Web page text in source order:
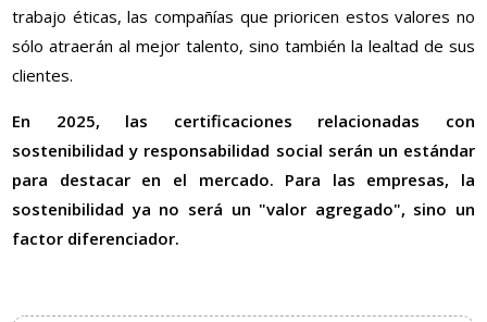
trabajo éticas, las compañías que prioricen estos valores no
sólo atraerán al mejor talento, sino también la lealtad de sus
clientes.
En 2025, las certificaciones relacionadas con
sostenibilidad y responsabilidad social serán un estándar
para destacar en el mercado. Para las empresas, la
sostenibilidad ya no será un "valor agregado", sino un
factor diferenciador.